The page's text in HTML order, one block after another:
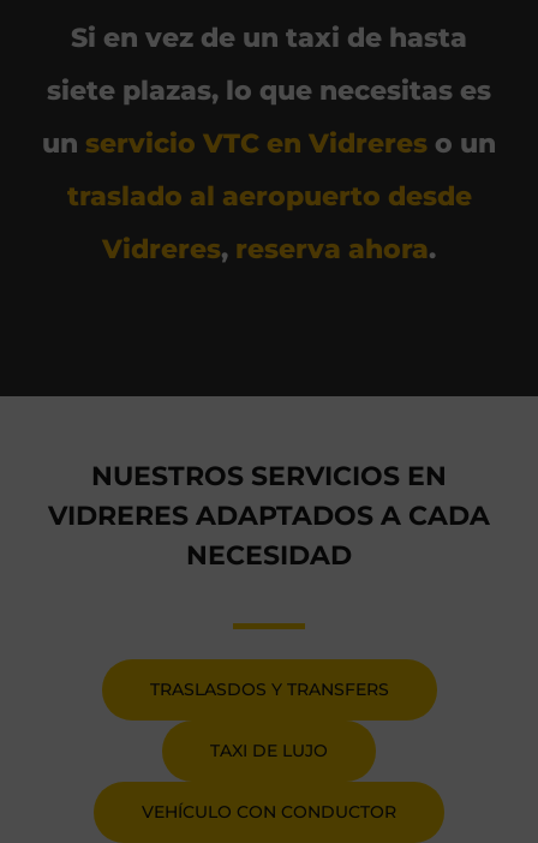
Si en vez de un taxi de hasta
siete plazas, lo que necesitas es
un servicio VTC en Vidreres o un
traslado al aeropuerto desde
Vidreres, reserva ahora.
NUESTROS SERVICIOS EN
VIDRERES ADAPTADOS A CADA
NECESIDAD
TRASLASDOS Y TRANSFERS
TAXI DE LUJO
VEHÍCULO CON CONDUCTOR